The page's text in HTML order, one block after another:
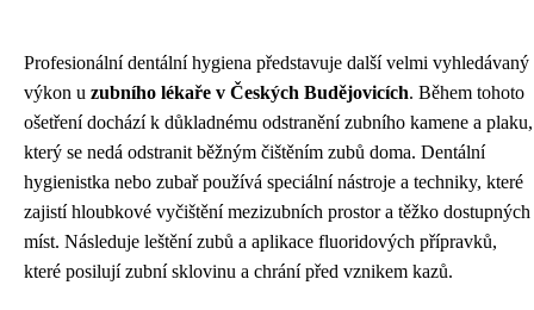
Profesionální dentální hygiena představuje další velmi vyhledávaný
výkon u zubního lékaře v Českých Budějovicích. Během tohoto
ošetření dochází k důkladnému odstranění zubního kamene a plaku,
který se nedá odstranit běžným čištěním zubů doma. Dentální
hygienistka nebo zubař používá speciální nástroje a techniky, které
zajistí hloubkové vyčištění mezizubních prostor a těžko dostupných
míst. Následuje leštění zubů a aplikace fluoridových přípravků,
které posilují zubní sklovinu a chrání před vznikem kazů.